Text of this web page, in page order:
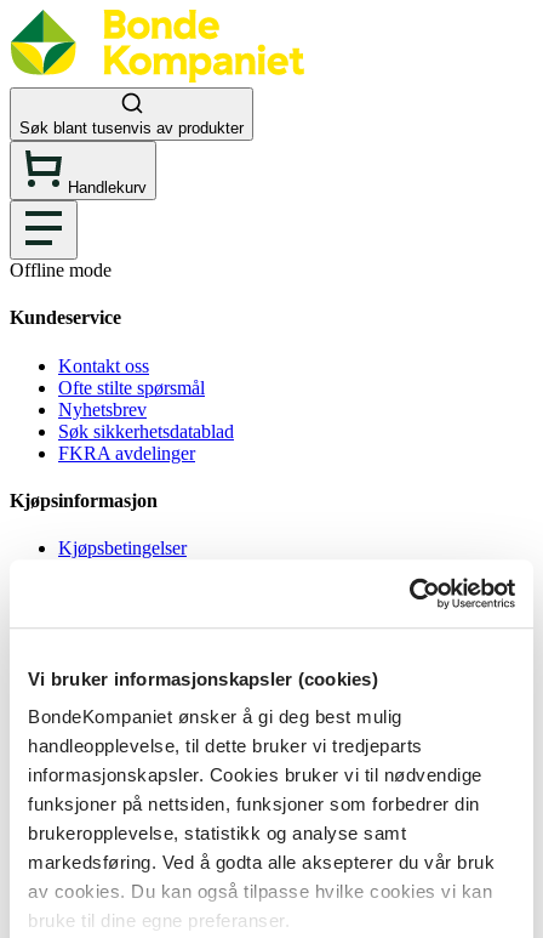
Vi bruker informasjonskapsler (cookies)
BondeKompaniet ønsker å gi deg best mulig
handleopplevelse, til dette bruker vi tredjeparts
informasjonskapsler. Cookies bruker vi til nødvendige
funksjoner på nettsiden, funksjoner som forbedrer din
brukeropplevelse, statistikk og analyse samt
markedsføring. Ved å godta alle aksepterer du vår bruk
av cookies. Du kan også tilpasse hvilke cookies vi kan
bruke til dine egne preferanser.
Søk blant tusenvis av produkter
Handlekurv
Offline mode
Kundeservice
Kontakt oss
Ofte stilte spørsmål
Nyhetsbrev
Søk sikkerhetsdatablad
FKRA avdelinger
Kjøpsinformasjon
Kjøpsbetingelser
Informasjonskapsler
BondeKompaniet
Våre butikker
Presse
Ledige stillinger
Bonde og bedriftskunde